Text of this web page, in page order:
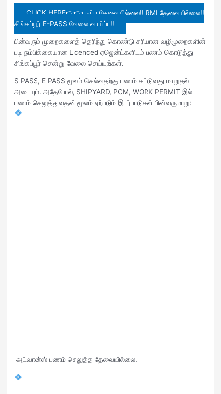
CLICK HERE👉👉படிப்பு தேவையில்லை!! RMI தேவையில்லை!!
சிங்கப்பூர் E-PASS வேலை வாய்ப்பு!!
பின்வரும் முறைகளைத் தெரிந்து கொண்டு சரியான வழிமுறைகளின்
படி நம்பிக்கையான Licenced ஏஜென்ட்களிடம் பணம் கொடுத்து
சிங்கப்பூர் சென்று வேலை செய்யுங்கள்.
S PASS, E PASS மூலம் செல்வதற்கு பணம் கட்டுவது மாறுதல்
அடையும். அதேபோல், SHIPYARD, PCM, WORK PERMIT இல்
பணம் செலுத்துவதன் மூலம் ஏற்படும் இடர்பாடுகள் பின்வருமாறு:
அட்வான்ஸ் பணம் செலுத்த தேவையில்லை.